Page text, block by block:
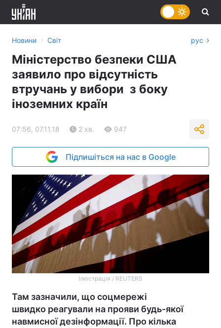
Новини › Світ рус
Міністерство безпеки США
заявило про відсутність
втручань у вибори з боку
іноземних країн
07:56, 07.11.18 2 хв. 947
Підпишіться на нас в Google
Ілюстрація / REUTERS
Там зазначили, що соцмережі
швидко реагували на прояви будь-якої
навмисної дезінформації. Про кілька